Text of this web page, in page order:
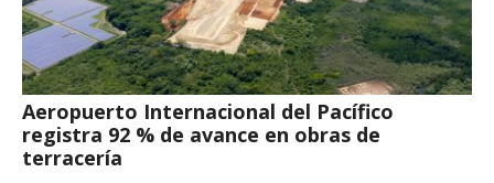
Aeropuerto Internacional del Pacífico
registra 92 % de avance en obras de
terracería